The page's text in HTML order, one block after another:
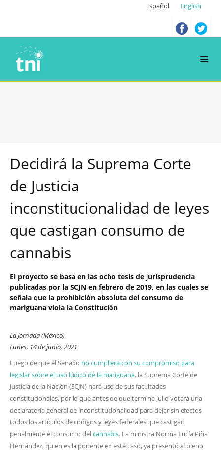
Español English
Decidirá la Suprema Corte
de Justicia
inconstitucionalidad de leyes
que castigan consumo de
cannabis
El proyecto se basa en las ocho tesis de jurisprudencia
publicadas por la SCJN en febrero de 2019, en las cuales se
señala que la prohibición absoluta del consumo de
mariguana viola la Constitución
La Jornada (México)
Lunes, 14 de junio, 2021
Luego de que el Senado no cumpliera con su compromiso para
legislar sobre el uso lúdico de la mariguana, la Suprema Corte de
Justicia de la Nación (SCJN) hará uso de sus facultades
constitucionales, por lo que antes de que termine julio votará una
declaratoria general de inconstitucionalidad para dejar sin efectos
todos los artículos de códigos y leyes federales que castigan
penalmente el consumo delcannabis. La ministra Norma Lucía Piña
Hernández, quien es la ponente en este caso, ya presentó al pleno